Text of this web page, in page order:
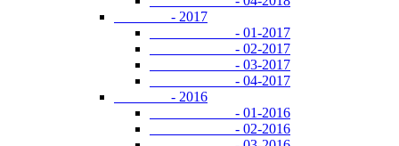
- 2017
- 01-2017
- 02-2017
- 03-2017
- 04-2017
- 2016
- 01-2016
- 02-2016